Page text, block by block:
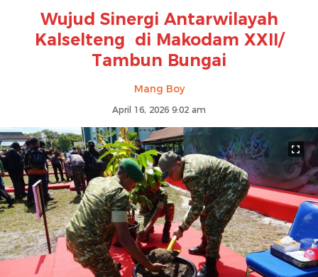
Wujud Sinergi Antarwilayah
Kalselteng di Makodam XXII/
Tambun Bungai
Mang Boy
April 16, 2026 9:02 am